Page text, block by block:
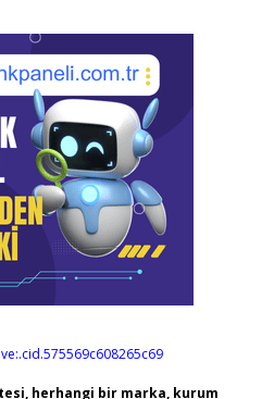
herhangi bir marka, kurum